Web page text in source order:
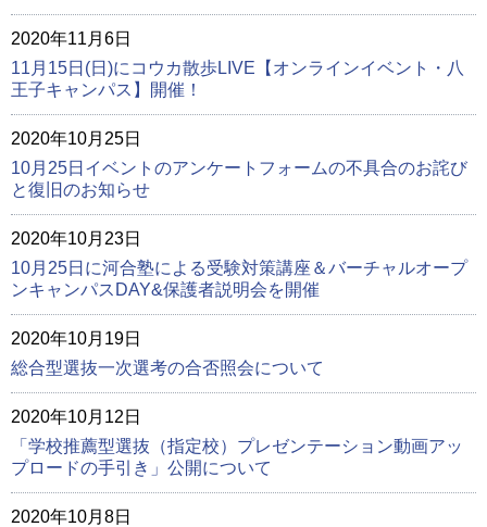
2020年11月6日
11月15日(日)にコウカ散歩LIVE【オンラインイベント・八
王子キャンパス】開催！
2020年10月25日
10月25日イベントのアンケートフォームの不具合のお詫び
と復旧のお知らせ
2020年10月23日
10月25日に河合塾による受験対策講座＆バーチャルオープ
ンキャンパスDAY&保護者説明会を開催
2020年10月19日
総合型選抜一次選考の合否照会について
2020年10月12日
「学校推薦型選抜（指定校）プレゼンテーション動画アッ
プロードの手引き」公開について
2020年10月8日